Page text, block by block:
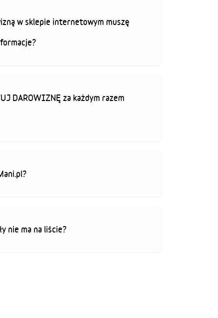
w sklepie internetowym muszę
DAROWIZNĘ za każdym razem
nie ma na liście?